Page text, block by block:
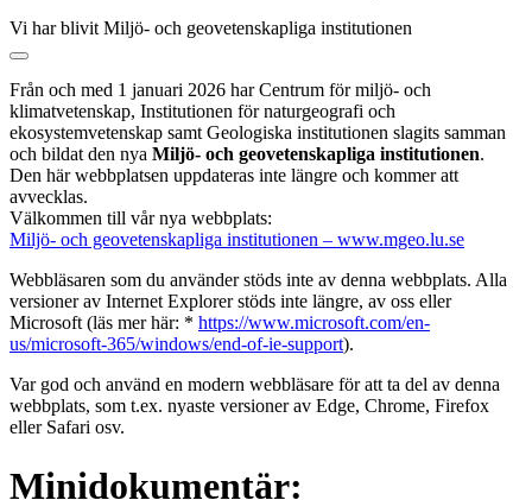
Vi har blivit Miljö- och geovetenskapliga institutionen
Från och med 1 januari 2026 har Centrum för miljö- och
klimatvetenskap, Institutionen för naturgeografi och
ekosystemvetenskap samt Geologiska institutionen slagits samman
och bildat den nya Miljö- och geovetenskapliga institutionen.
Den här webbplatsen uppdateras inte längre och kommer att
avvecklas.
Välkommen till vår nya webbplats:
Miljö- och geovetenskapliga institutionen – www.mgeo.lu.se
Webbläsaren som du använder stöds inte av denna webbplats. Alla
versioner av Internet Explorer stöds inte längre, av oss eller
Microsoft (läs mer här: * https://www.microsoft.com/en-
us/microsoft-365/windows/end-of-ie-support).
Var god och använd en modern webbläsare för att ta del av denna
webbplats, som t.ex. nyaste versioner av Edge, Chrome, Firefox
eller Safari osv.
Minidokumentär: